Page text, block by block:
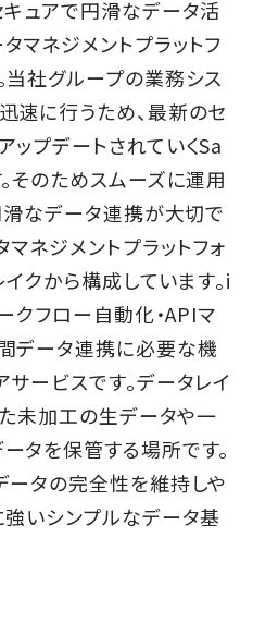
キュアで円滑なデータ活
マネジメントプラットフ
当社グループの業務シス
速に行うため、最新のセ
ップデートされていくSa
そのためスムーズに運用
滑なデータ連携が大切で
ネジメントプラットフォ
クから構成しています。i
クフロー自動化・APIマ
データ連携に必要な機
ービスです。データレイ
未加工の生データや一
タを保管する場所です。
ータの完全性を維持しや
強いシンプルなデータ基